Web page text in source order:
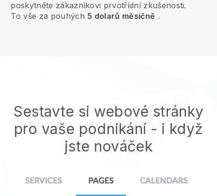
poskytněte zákazníkovi prvotřídní zkušenosti.
To vše za pouhých 5 dolarů měsíčně .
Sestavte si webové stránky
pro vaše podnikání - i když
jste nováček